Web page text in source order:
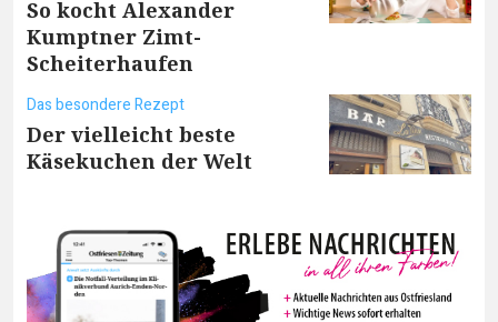
So kocht Alexander
Kumptner Zimt-
Scheiterhaufen
Das besondere Rezept
Der vielleicht beste
Käsekuchen der Welt